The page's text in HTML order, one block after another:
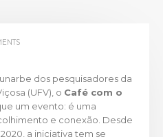
dos pesquisadores da
(UFV), o Café com o
um evento: é uma
e conexão. Desde
a iniciativa tem se